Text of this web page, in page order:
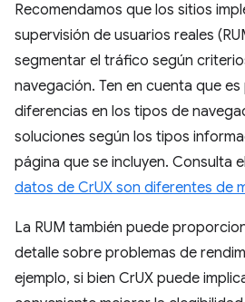
Recomendamos que los sitios
supervisión de usuarios reales
segmentar el tráfico según
navegación. Ten en cuenta que
diferencias en los tipos de
soluciones según los tipos
página que se incluyen. Consulta
datos de CrUX son diferentes de
La RUM también puede
detalle sobre problemas de
ejemplo, si bien CrUX puede